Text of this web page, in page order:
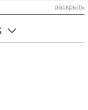
примерно на 1,5-2
же маску для
кофе, маски
раскрыть